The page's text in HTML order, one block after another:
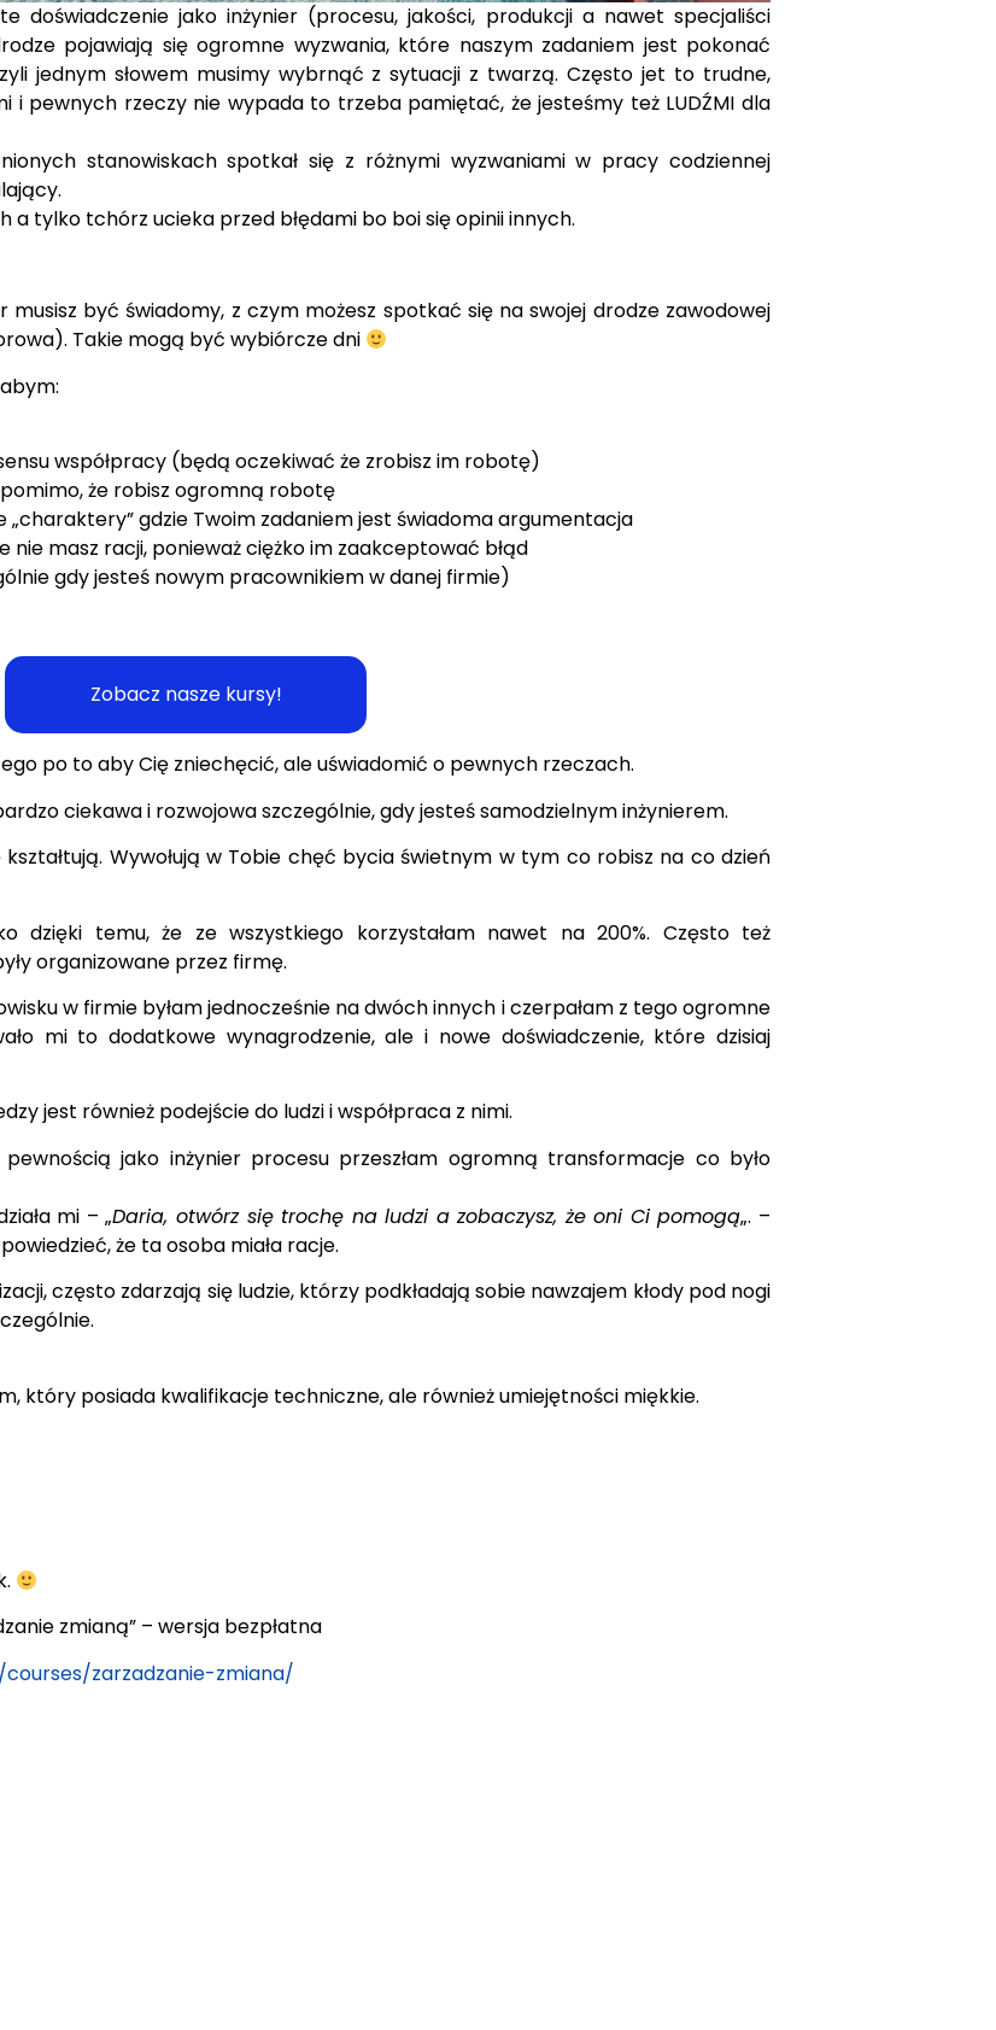
doświadczenie jako inżynier (procesu, jakości, produkcji a nawet specjaliści
pojawiają się ogromne wyzwania, które naszym zadaniem jest pokonać
jednym słowem musimy wybrnąć z sytuacji z twarzą. Często jet to trudne,
i pewnych rzeczy nie wypada to trzeba pamiętać, że jesteśmy też LUDŹMI dla
stanowiskach spotkał się z różnymi wyzwaniami w pracy codziennej
a tylko tchórz ucieka przed błędami bo boi się opinii innych.
musisz być świadomy, z czym możesz spotkać się na swojej drodze zawodowej
Takie mogą być wybiórcze dni
współpracy (będą oczekiwać że zrobisz im robotę)
pomimo, że robisz ogromną robotę
„charaktery” gdzie Twoim zadaniem jest świadoma argumentacja
nie masz racji, ponieważ ciężko im zaakceptować błąd
gdy jesteś nowym pracownikiem w danej firmie)
Zobacz nasze kursy!
po to aby Cię zniechęcić, ale uświadomić o pewnych rzeczach.
ciekawa i rozwojowa szczególnie, gdy jesteś samodzielnym inżynierem.
Wywołują w Tobie chęć bycia świetnym w tym co robisz na co dzień
dzięki temu, że ze wszystkiego korzystałam nawet na 200%. Często też
organizowane przez firmę.
w firmie byłam jednocześnie na dwóch innych i czerpałam z tego ogromne
mi to dodatkowe wynagrodzenie, ale i nowe doświadczenie, które dzisiaj
jest również podejście do ludzi i współpraca z nimi.
jako inżynier procesu przeszłam ogromną transformacje co było
mi – „Daria, otwórz się trochę na ludzi a zobaczysz, że oni Ci pomogą„. –
że ta osoba miała racje.
często zdarzają się ludzie, którzy podkładają sobie nawzajem kłody pod nogi
który posiada kwalifikacje techniczne, ale również umiejętności miękkie.
zmianą” – wersja bezpłatna
zarzadzanie-zmiana/